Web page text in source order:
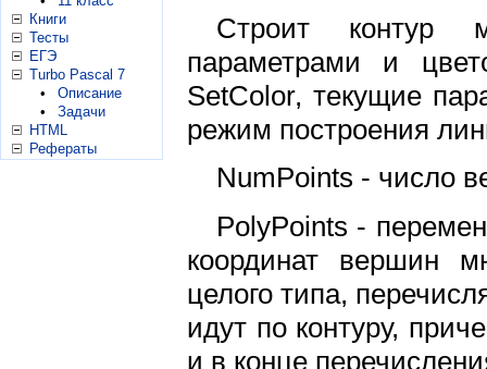
Книги
Тесты
ЕГЭ
Turbo Pascal 7
•
Описание
•
Задачи
HTML
Рефераты
Строит контур
параметрами и
SetColor, текущие
режим построения
NumPoints - число
PolyPoints -
координат вершин
целого типа,
идут по контуру,
и в конце